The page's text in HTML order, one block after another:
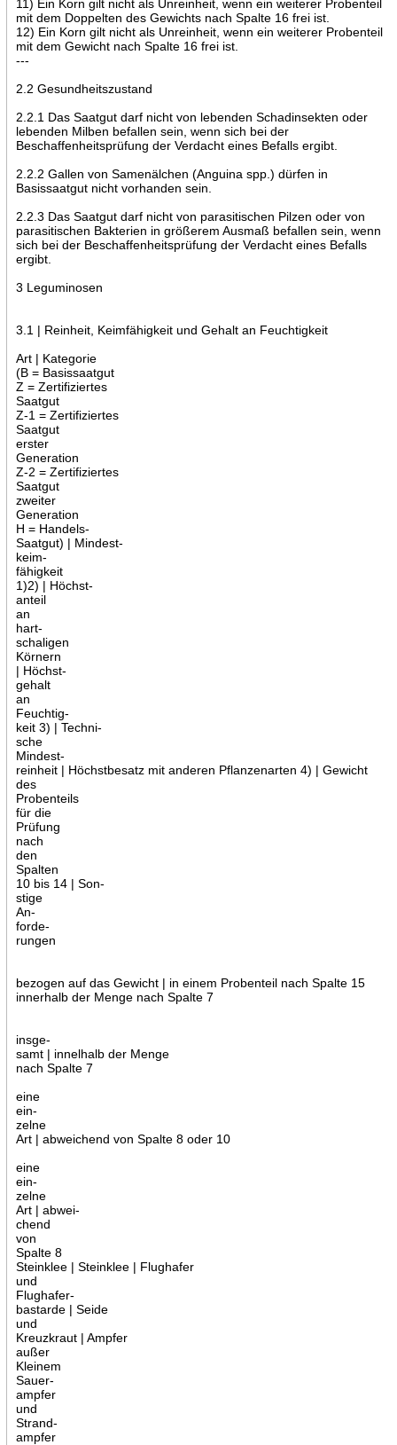
11) Ein Korn gilt nicht als Unreinheit, wenn ein weiterer Probenteil
mit dem Doppelten des Gewichts nach Spalte 16 frei ist.
12) Ein Korn gilt nicht als Unreinheit, wenn ein weiterer Probenteil
mit dem Gewicht nach Spalte 16 frei ist.
---
2.2 Gesundheitszustand
2.2.1 Das Saatgut darf nicht von lebenden Schadinsekten oder
lebenden Milben befallen sein, wenn sich bei der
Beschaffenheitsprüfung der Verdacht eines Befalls ergibt.
2.2.2 Gallen von Samenälchen (Anguina spp.) dürfen in
Basissaatgut nicht vorhanden sein.
2.2.3 Das Saatgut darf nicht von parasitischen Pilzen oder von
parasitischen Bakterien in größerem Ausmaß befallen sein, wenn
sich bei der Beschaffenheitsprüfung der Verdacht eines Befalls
ergibt.
3 Leguminosen
3.1 | Reinheit, Keimfähigkeit und Gehalt an Feuchtigkeit
Art | Kategorie
(B = Basissaatgut
Z = Zertifiziertes
Saatgut
Z-1 = Zertifiziertes
Saatgut
erster
Generation
Z-2 = Zertifiziertes
Saatgut
zweiter
Generation
H = Handels-
Saatgut) | Mindest-
keim-
fähigkeit
1)2) | Höchst-
anteil
an
hart-
schaligen
Körnern
| Höchst-
gehalt
an
Feuchtig-
keit 3) | Techni-
sche
Mindest-
reinheit | Höchstbesatz mit anderen Pflanzenarten 4) | Gewicht
des
Probenteils
für die
Prüfung
nach
den
Spalten
10 bis 14 | Son-
stige
An-
forde-
rungen
bezogen auf das Gewicht | in einem Probenteil nach Spalte 15
innerhalb der Menge nach Spalte 7
insge-
samt | innelhalb der Menge
nach Spalte 7
eine
ein-
zelne
Art | abweichend von Spalte 8 oder 10
eine
ein-
zelne
Art | abwei-
chend
von
Spalte 8
Steinklee | Steinklee | Flughafer
und
Flughafer-
bastarde | Seide
und
Kreuzkraut | Ampfer
außer
Kleinem
Sauer-
ampfer
und
Strand-
ampfer